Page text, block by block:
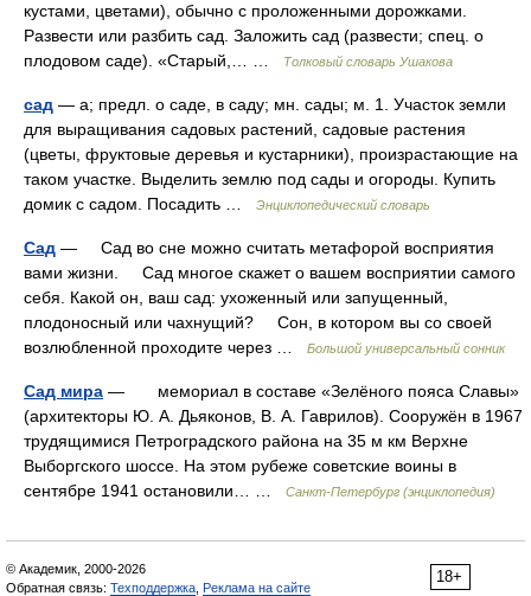
кустами, цветами), обычно с проложенными дорожками.
Развести или разбить сад. Заложить сад (развести; спец. о
плодовом саде). «Старый,… …
Толковый словарь Ушакова
сад — а; предл. о саде, в саду; мн. сады; м. 1. Участок земли
для выращивания садовых растений, садовые растения
(цветы, фруктовые деревья и кустарники), произрастающие на
таком участке. Выделить землю под сады и огороды. Купить
домик с садом. Посадить …
Энциклопедический словарь
Сад — Сад во сне можно считать метафорой восприятия
вами жизни. Сад многое скажет о вашем восприятии самого
себя. Какой он, ваш сад: ухоженный или запущенный,
плодоносный или чахнущий? Сон, в котором вы со своей
возлюбленной проходите через …
Большой универсальный сонник
Сад мира — мемориал в составе «Зелёного пояса Славы»
(архитекторы Ю. А. Дьяконов, В. А. Гаврилов). Сооружён в 1967
трудящимися Петроградского района на 35 м км Верхне
Выборгского шоссе. На этом рубеже советские воины в
сентябре 1941 остановили… …
Санкт-Петербург (энциклопедия)
18+
© Академик, 2000-2026
Обратная связь: Техподдержка Реклама на сайте